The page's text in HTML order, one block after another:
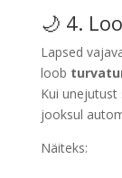
🌙 4.
Lapsed
loob
Kui
jooksul
Näiteks: